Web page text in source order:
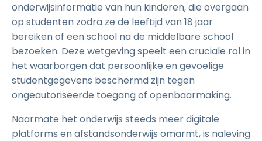
onderwijsinformatie van hun kinderen, die overgaan
op studenten zodra ze de leeftijd van 18 jaar
bereiken of een school na de middelbare school
bezoeken. Deze wetgeving speelt een cruciale rol in
het waarborgen dat persoonlijke en gevoelige
studentgegevens beschermd zijn tegen
ongeautoriseerde toegang of openbaarmaking.
Naarmate het onderwijs steeds meer digitale
platforms en afstandsonderwijs omarmt, is naleving